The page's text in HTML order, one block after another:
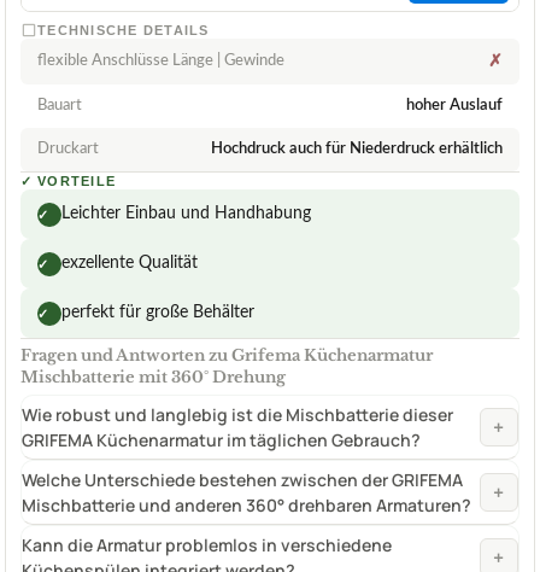
TECHNISCHE DETAILS
flexible Anschlüsse Länge | Gewinde ✗
Bauart hoher Auslauf
Druckart Hochdruck auch für Niederdruck erhältlich
✓ VORTEILE
✓ Leichter Einbau und Handhabung
✓ exzellente Qualität
✓ perfekt für große Behälter
Fragen und Antworten zu Grifema Küchenarmatur
Mischbatterie mit 360° Drehung
Wie robust und langlebig ist die Mischbatterie dieser
GRIFEMA Küchenarmatur im täglichen Gebrauch?
+
Welche Unterschiede bestehen zwischen der GRIFEMA
Mischbatterie und anderen 360° drehbaren Armaturen?
+
Kann die Armatur problemlos in verschiedene
+